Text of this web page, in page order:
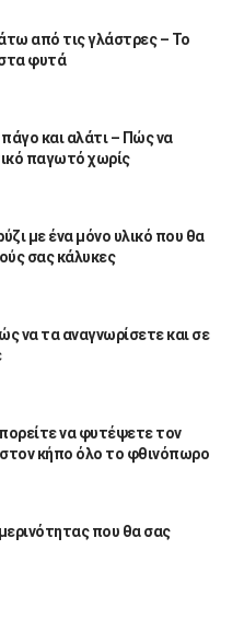
από τις γλάστρες – Το
φυτά
και αλάτι – Πώς να
παγωτό χωρίς
με ένα μόνο υλικό που θα
σας κάλυκες
να τα αναγνωρίσετε και σε
να φυτέψετε τον
κήπο όλο το φθινόπωρο
που θα σας